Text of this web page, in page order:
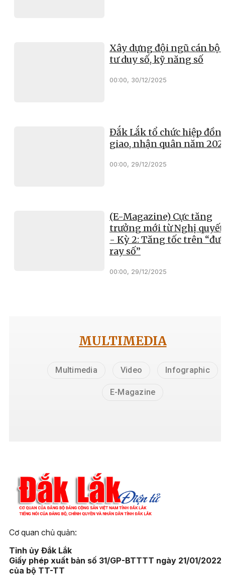
Xây dựng đội ngũ cán bộ
tư duy số, kỹ năng số
00:00, 30/12/2025
Đắk Lắk tổ chức hiệp
giao, nhận quân năm
00:00, 29/12/2025
(E-Magazine) Cực tăng
trưởng mới từ Nghị quyết
- Kỳ 2: Tăng tốc trên
ray số”
00:00, 29/12/2025
MULTIMEDIA
Multimedia Video Infographic
E-Magazine
Cơ quan chủ quản:
Tỉnh ủy Đắk Lắk
Giấy phép xuất bản số 31/GP-BTTTT ngày 21/01/2022
của bộ TT-TT